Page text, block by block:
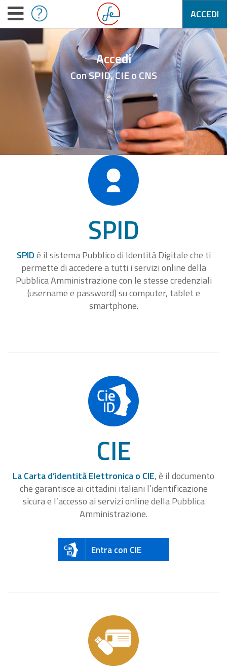
ACCEDI
Accedi
Con SPID, CIE o CNS
SPID
SPIDè il sistema Pubblico di Identità Digitale che ti
permette di accedere a tutti i servizi online della
Pubblica Amministrazione con le stesse credenziali
(username e password) su computer, tablet e
smartphone.
CIE
La Carta d’identità Elettronica o CIE, è il documento
che garantisce ai cittadini italiani l’identificazione
sicura e l’accesso ai servizi online della Pubblica
Amministrazione.
Entra con CIE